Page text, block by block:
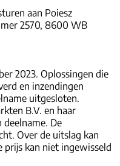
aan Poiesz
2570, 8600 WB
2023. Oplossingen die
en inzendingen
uitgesloten.
B.V. en haar
De
Over de uitslag kan
prijs kan niet ingewisseld